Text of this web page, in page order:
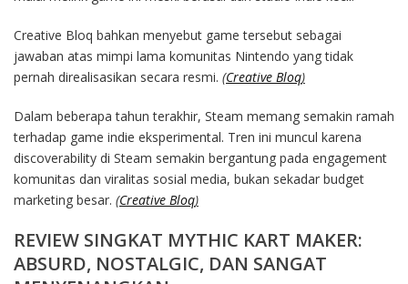
Creative Bloq bahkan menyebut game tersebut sebagai
jawaban atas mimpi lama komunitas Nintendo yang tidak
pernah direalisasikan secara resmi. (Creative Bloq)
Dalam beberapa tahun terakhir, Steam memang semakin ramah
terhadap game indie eksperimental. Tren ini muncul karena
discoverability di Steam semakin bergantung pada engagement
komunitas dan viralitas sosial media, bukan sekadar budget
marketing besar. (Creative Bloq)
REVIEW SINGKAT MYTHIC KART MAKER:
ABSURD, NOSTALGIC, DAN SANGAT